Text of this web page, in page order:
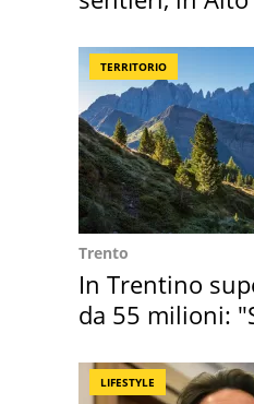
TERRITORIO
Trento
In Trentino
da 55 milioni:
LIFESTYLE